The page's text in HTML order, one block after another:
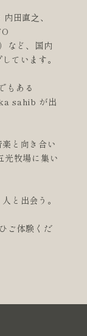
田直之、
など、国内
ています。
もある
sahib が出
と向き合い
光牧場に集い
と出会う。
ご体験くだ